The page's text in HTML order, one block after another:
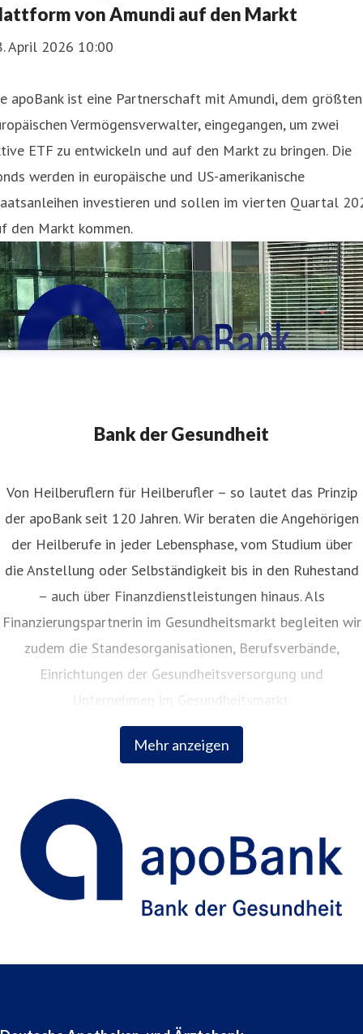
von Amundi auf den Markt
April 2026 10:00
apoBank ist eine Partnerschaft mit Amundi, dem größten
Vermögensverwalter, eingegangen, um zwei
ETF zu entwickeln und auf den Markt zu bringen. Die
werden in europäische und US-amerikanische
investieren und sollen im vierten Quartal
den Markt kommen.
Bank der Gesundheit
Mehr anzeigen
Von Heilberuflern für Heilberufler – so lautet das Prinzip
der apoBank seit 120 Jahren. Wir beraten die Angehörigen
der Heilberufe in jeder Lebensphase, vom Studium über
die Anstellung oder Selbständigkeit bis in den Ruhestand
– auch über Finanzdienstleistungen hinaus. Als
Finanzierungspartnerin im Gesundheitsmarkt begleiten wir
zudem die Standesorganisationen, Berufsverbände,
Einrichtungen der Gesundheitsversorgung und
Unternehmen im Gesundheitsmarkt.